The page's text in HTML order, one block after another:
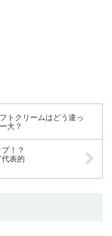
トクリームはどう違っ
大？
！？
表的